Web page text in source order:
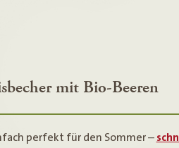
mit Bio-Beeren
perfekt für den Sommer –